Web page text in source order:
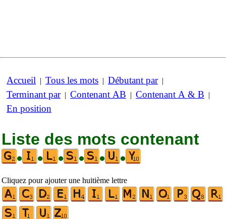
Accueil | Tous les mots | Débutant par|
Terminant par| Contenant AB | Contenant A & B |
En position
Liste des mots contenant
•
• • • • •
Cliquez pour ajouter une huitième lettre